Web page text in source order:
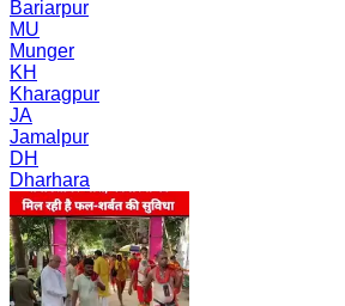
Bariarpur
MU
Munger
KH
Kharagpur
JA
Jamalpur
DH
Dharhara